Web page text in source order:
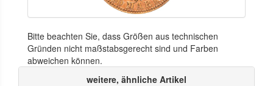
Bitte beachten Sie, dass Größen aus technischen
Gründen nicht maßstabsgerecht sind und Farben
abweichen können.
weitere, ähnliche Artikel